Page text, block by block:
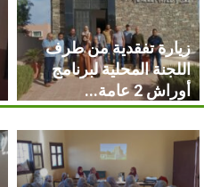
زيارة تفقدية من طرف
اللجنة المحلية لبرنامج
أوراش 2 عامة...